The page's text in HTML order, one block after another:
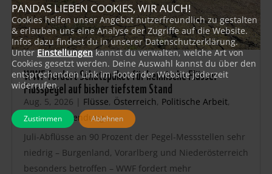
WWF fordert Schutzpaket für heimische Flüsse:
Flusspegel auf bisher tiefstem Stand
Aug. 5, 2026 | Flüsse, Österreich, Politische Arbeit,
Presse-Aussendung
Juli-Abflüsse an 90 Prozent der Pegel-Messstellen sehr
niedrig – Burgenland, Vorarlberg und Niederösterreich
besonders betroffen – WWF fordert mehr
PANDAS LIEBEN COOKIES, WIR AUCH!
Cookies helfen unser Angebot nutzerfreundlich zu gestalten
& erlauben uns eine Analyse der Zugriffe auf die Website.
Infos dazu findest du in unserer Datenschutzerklärung.
UnterEinstellungen kannst du verwalten, welche Art von
Cookies gesetzt werden. Deine Auswahl kannst du über den
entsprechenden Link im Footer der Website jederzeit
widerrufen.
Zustimmen Ablehnen